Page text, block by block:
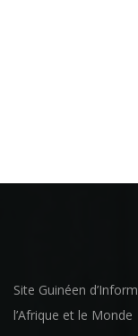
Site Guinéen
l’Afrique et le Monde